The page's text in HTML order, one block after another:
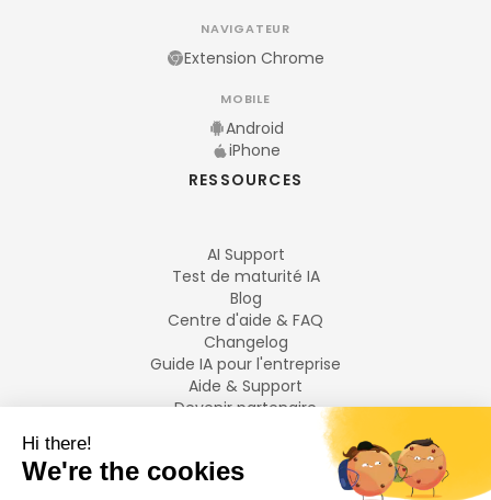
NAVIGATEUR
Extension Chrome
MOBILE
Android
iPhone
RESSOURCES
AI Support
Test de maturité IA
Blog
Centre d'aide & FAQ
Changelog
Guide IA pour l'entreprise
Aide & Support
Devenir partenaire
LANGUES